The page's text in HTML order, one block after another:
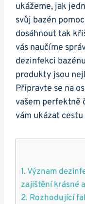
ukážeme, jak
svůj bazén
dosáhnout tak
vás naučíme
dezinfekci
produkty jsou
Připravte se na
vašem perfektně
vám ukázat
1. Význam
zajištění krásné
2. Rozhodující